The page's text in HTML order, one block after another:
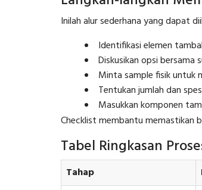
Inilah alur sederhana yang dapat
Identifikasi elemen
Diskusikan opsi bersama
Minta sample fisik untuk
Tentukan jumlah dan
Masukkan komponen
Checklist membantu memastikan
Tabel Ringkasan
Tahap